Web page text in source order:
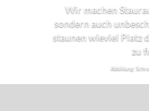
staunen wieviel Platz
zu
Abbildung: